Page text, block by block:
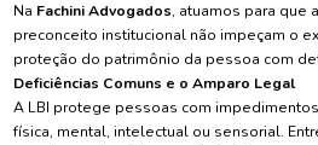
Na Fachini Advogados, atuamos para que
preconceito institucional não impeçam o
proteção do patrimônio da pessoa com
Deficiências Comuns e o Amparo Legal
A LBI protege pessoas com
física, mental, intelectual ou sensorial.